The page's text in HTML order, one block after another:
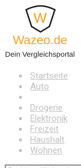
Hauptinhalt
springen
Startseite
Auto
Drogerie
Elektronik
Freizeit
Haushalt
Wohnen